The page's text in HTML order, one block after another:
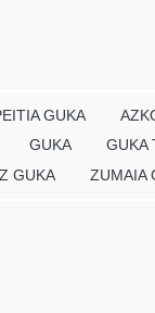
GUKA
GUKA GUKA
GUKA ZUMAIA